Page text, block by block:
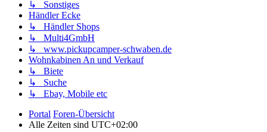
↳ Sonstiges
Händler Ecke
↳ Händler Shops
↳ Multi4GmbH
↳ www.pickupcamper-schwaben.de
Wohnkabinen An und Verkauf
↳ Biete
↳ Suche
↳ Ebay, Mobile etc
Portal Foren-Übersicht
Alle Zeiten sind UTC+02:00